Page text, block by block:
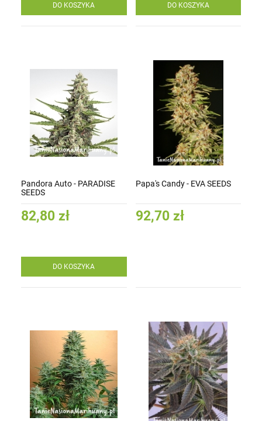
DO KOSZYKA DO KOSZYKA
Pandora Auto - PARADISE
SEEDS
82,80 zł
DO KOSZYKA
Papa's Candy - EVA SEEDS
92,70 zł